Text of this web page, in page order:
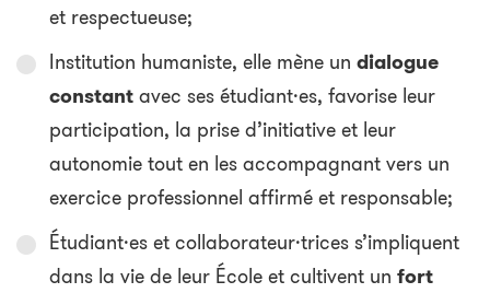
et respectueuse;
Institution humaniste, elle mène un dialogue
constantavec ses étudiant·es, favorise leur
participation, la prise d’initiative et leur
autonomie tout en les accompagnant vers un
exercice professionnel affirmé et responsable;
Étudiant·es et collaborateur·trices s’impliquent
dans la vie de leur École et cultivent un fort